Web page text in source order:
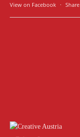
View on Facebook · Share